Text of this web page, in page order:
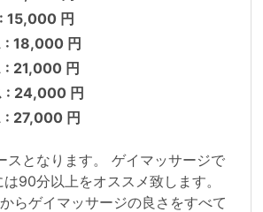
15,000 円
: 18,000 円
: 21,000 円
: 24,000 円
: 27,000 円
スとなります。 ゲイマッサージで
90分以上をオススメ致します。
らゲイマッサージの良さをすべて